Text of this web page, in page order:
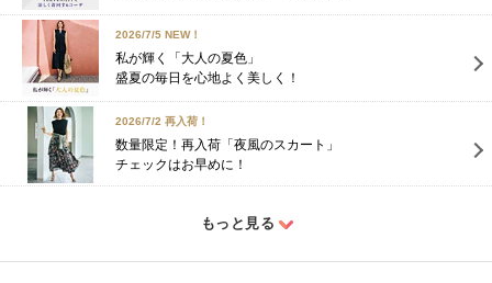
2026/7/5 NEW！
私が輝く「大人の夏色」
盛夏の毎日を心地よく美しく！
2026/7/2 再入荷！
数量限定！再入荷「夜風のスカート」
チェックはお早めに！
もっと見る